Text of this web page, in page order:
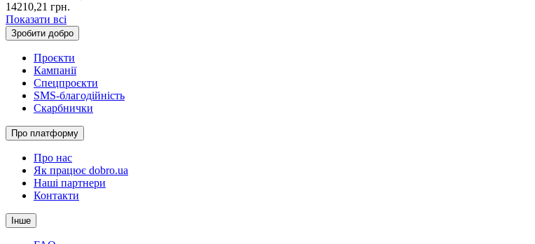
14210,21 грн.
Показати всі
Зробити добро
Проєкти
Кампанії
Спецпроєкти
SMS-благодійність
Скарбнички
Про платформу
Про нас
Як працює dobro.ua
Наші партнери
Контакти
Інше